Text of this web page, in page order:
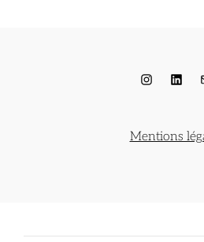
Mentions